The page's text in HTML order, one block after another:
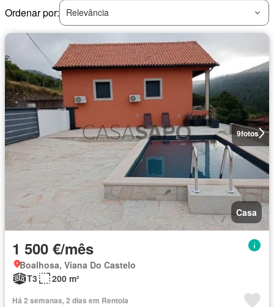
Ordenar por:
Relevância
9fotos
Casa
1 500 €/mês
Boalhosa, Viana Do Castelo
T3
200 m²
Há 2 semanas, 2 dias em Rentola